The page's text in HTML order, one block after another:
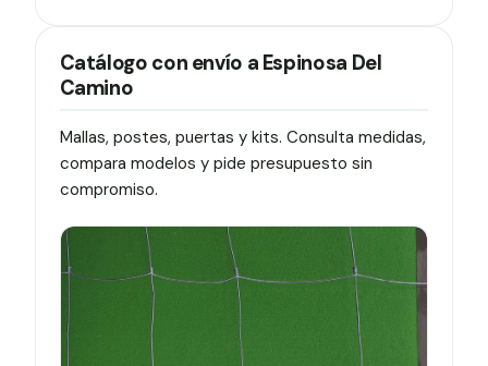
Catálogo con envío a Espinosa Del
Camino
Mallas, postes, puertas y kits. Consulta medidas,
compara modelos y pide presupuesto sin
compromiso.